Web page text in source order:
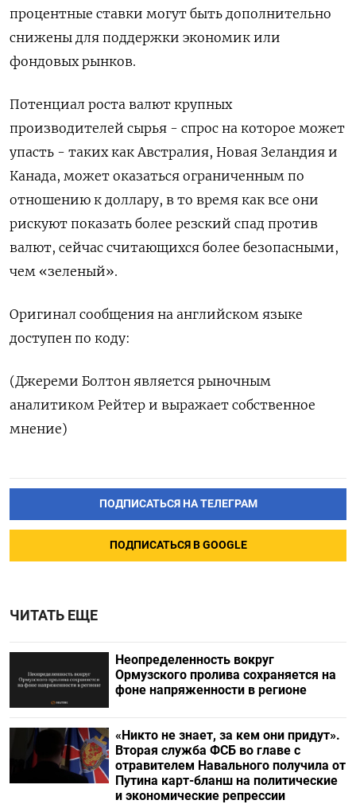
процентные ставки могут быть дополнительно
снижены для поддержки экономик или
фондовых рынков.
Потенциал роста валют крупных
производителей сырья - спрос на которое может
упасть - таких как Австралия, Новая Зеландия и
Канада, может оказаться ограниченным по
отношению к доллару, в то время как все они
рискуют показать более резский спад против
валют, сейчас считающихся более безопасными,
чем «зеленый».
Оригинал сообщения на английском языке
доступен по коду:
(Джереми Болтон является рыночным
аналитиком Рейтер и выражает собственное
мнение)
ПОДПИСАТЬСЯ НА ТЕЛЕГРАМ
ПОДПИСАТЬСЯ В GOOGLE
ЧИТАТЬ ЕЩЕ
Неопределенность вокруг
Ормузского пролива сохраняется на
фоне напряженности в регионе
«Никто не знает, за кем они придут».
Вторая служба ФСБ во главе с
отравителем Навального получила от
Путина карт-бланш на политические
и экономические репрессии